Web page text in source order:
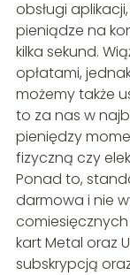
obsługi
pieniądze na
kilka sekund.
opłatami,
możemy także
to za nas w
pieniędzy
fizyczną czy
Ponad to,
darmowa i nie
kart Metal oraz
subskrypcją